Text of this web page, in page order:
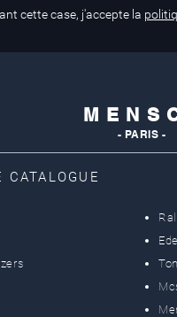
Visa
cette case, j'accepte la
M E N S
- PARIS -
CATALOGUE